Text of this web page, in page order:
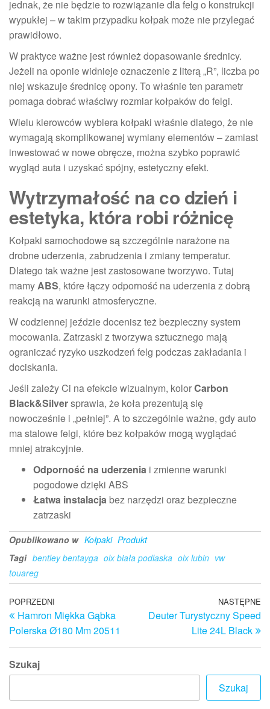
jednak, że nie będzie to rozwiązanie dla felg o konstrukcji
wypukłej – w takim przypadku kołpak może nie przylegać
prawidłowo.
W praktyce ważne jest również dopasowanie średnicy.
Jeżeli na oponie widnieje oznaczenie z literą „R”, liczba po
niej wskazuje średnicę opony. To właśnie ten parametr
pomaga dobrać właściwy rozmiar kołpaków do felgi.
Wielu kierowców wybiera kołpaki właśnie dlatego, że nie
wymagają skomplikowanej wymiany elementów – zamiast
inwestować w nowe obręcze, można szybko poprawić
wygląd auta i uzyskać spójny, estetyczny efekt.
Wytrzymałość na co dzień i
estetyka, która robi różnicę
Kołpaki samochodowe są szczególnie narażone na
drobne uderzenia, zabrudzenia i zmiany temperatur.
Dlatego tak ważne jest zastosowane tworzywo. Tutaj
mamyABS, które łączy odporność na uderzenia z dobrą
reakcją na warunki atmosferyczne.
W codziennej jeździe docenisz też bezpieczny system
mocowania. Zatrzaski z tworzywa sztucznego mają
ograniczać ryzyko uszkodzeń felg podczas zakładania i
dociskania.
Jeśli zależy Ci na efekcie wizualnym, kolorCarbon
Black&Silversprawia, że koła prezentują się
nowocześnie i „pełniej”. A to szczególnie ważne, gdy auto
ma stalowe felgi, które bez kołpaków mogą wyglądać
mniej atrakcyjnie.
Odporność na uderzenia i zmienne warunki
pogodowe dzięki ABS
Łatwa instalacja bez narzędzi oraz bezpieczne
zatrzaski
Opublikowano w Kołpaki Produkt
Tagi bentley bentayga olx biała podlaska olx lubin vw
touareg
Nawigacja
wpisu
Poprzedni
wpis
POPRZEDNI
Hamron Miękka Gąbka
Polerska Ø180 Mm 20511
NASTĘPNE
Deuter Turystyczny Speed
Lite 24L Black
Szukaj
Szukaj